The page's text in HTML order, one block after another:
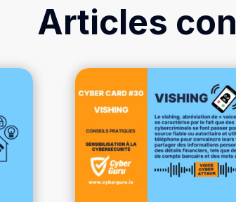
Articles